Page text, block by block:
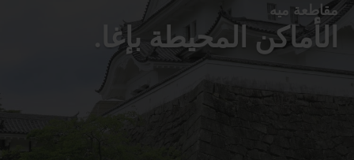
مقاطعة ميه
الأماكن المحيطة بإغا.